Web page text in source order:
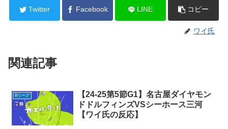
Twitter Facebook LINE コピー
ワイ氏
関連記事
Bリーグ
【24-25第5節G1】名古屋ダイヤモン
ドドルフィンズVSシーホース三河
【ワイ氏の反応】